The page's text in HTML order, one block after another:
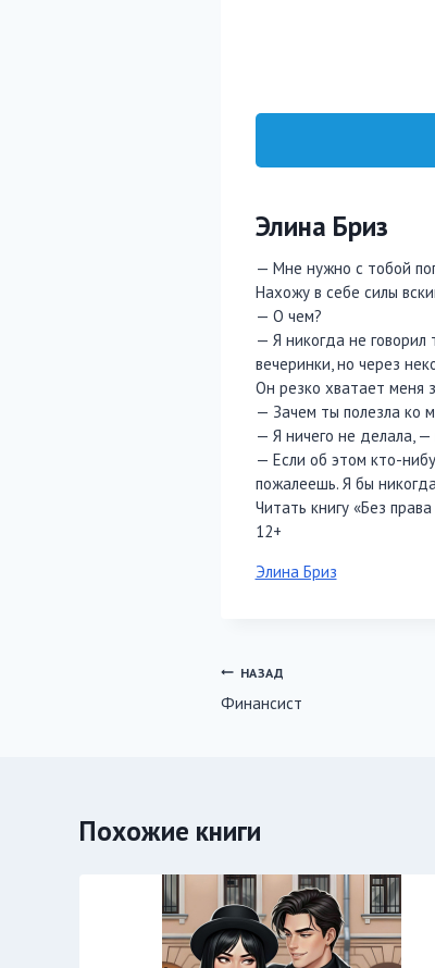
Элина Бриз
— Мне нужно с тобой
Нахожу в себе силы
— О чем?
— Я никогда не говорил
вечеринки, но через
Он резко хватает меня
— Зачем ты полезла ко
— Я ничего не делала, —
— Если об этом кто-
пожалеешь. Я бы
Читать книгу «Без
12+
Метки
Элина Бриз
Навигация
по
НАЗАД
Финансист
Похожие книги